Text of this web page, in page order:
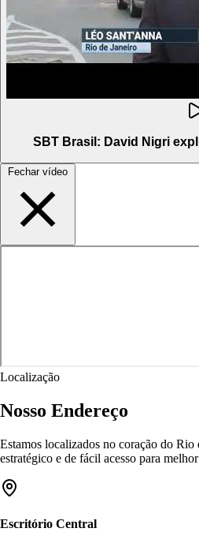
SBT Brasil: David Nigri
Fechar vídeo
Localização
Nosso Endereço
Estamos localizados no coração do Rio
estratégico e de fácil acesso para
Escritório Central